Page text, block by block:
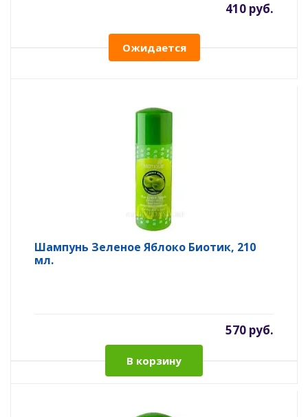
410 руб.
Ожидается
Шампунь Зеленое Яблоко Биотик, 210
мл.
570 руб.
В корзину